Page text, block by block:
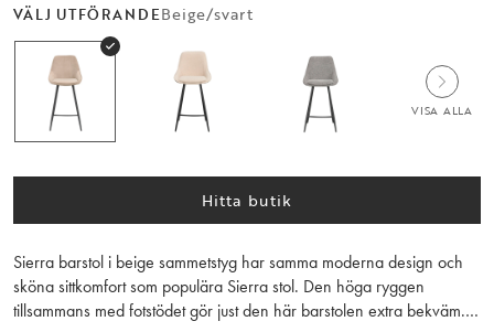
VÄLJ UTFÖRANDEBeige/svart
VISA ALLA
Hitta butik
Sierra barstol i beige sammetstyg har samma moderna design och
sköna sittkomfort som populära Sierra stol. Den höga ryggen
tillsammans med fotstödet gör just den här barstolen extra bekväm.